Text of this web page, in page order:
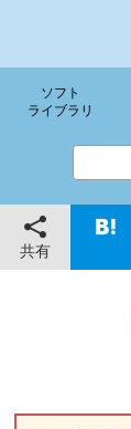
ソフト
ライブラリ
共有